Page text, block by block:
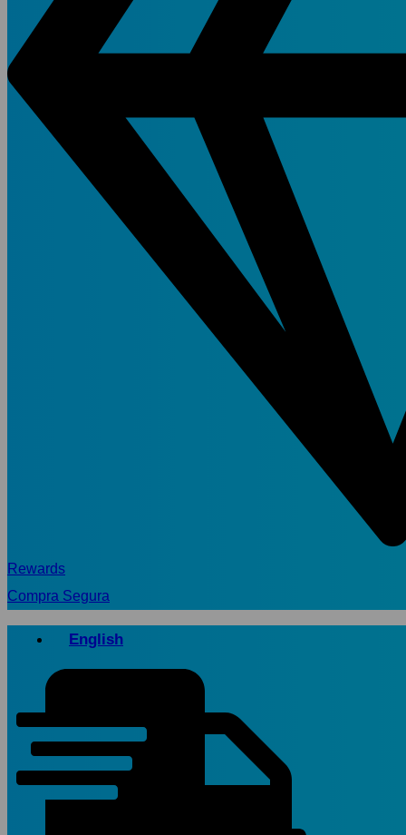
Rewards
Compra Segura
English